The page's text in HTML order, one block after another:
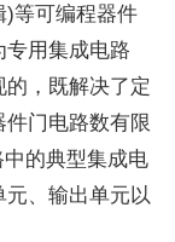
)等可编程器件
专用集成电路
，既解决了定
门电路数有限
的典型集成电
、输出单元以